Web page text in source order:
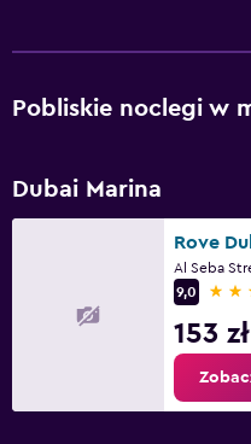
Pobliskie noclegi w
Dubai Marina
Rove
9,0
3
153 zł